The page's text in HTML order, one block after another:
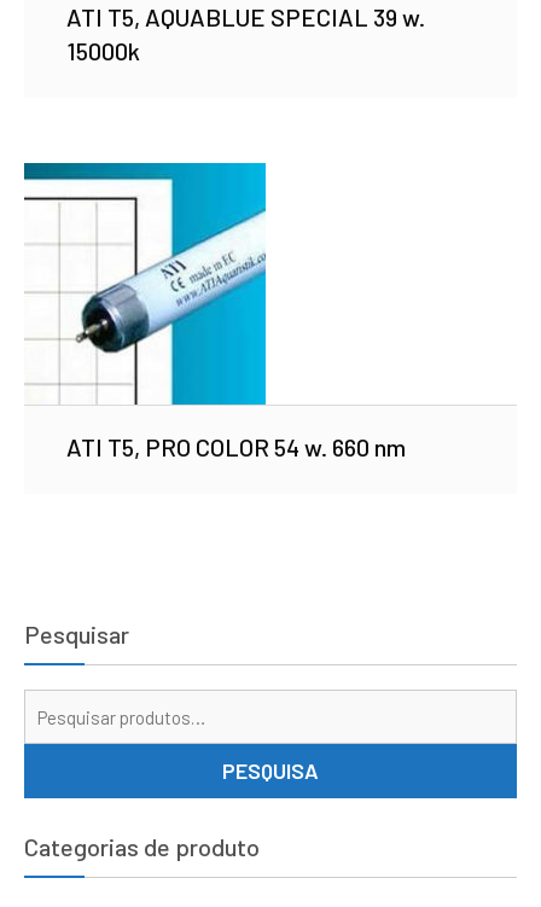
ATI T5, AQUABLUE SPECIAL 39 w.
15000k
ATI T5, PRO COLOR 54 w. 660 nm
Pesquisar
PESQUISA
Categorias de produto